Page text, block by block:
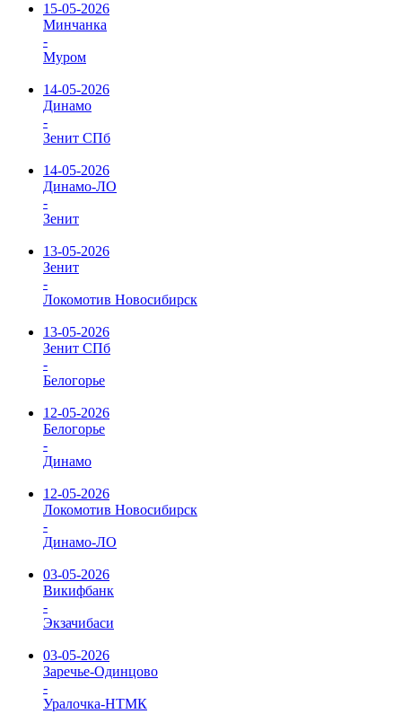
15-05-2026
Минчанка
-
Муром
14-05-2026
Динамо
-
Зенит СПб
14-05-2026
Динамо-ЛО
-
Зенит
13-05-2026
Зенит
-
Локомотив Новосибирск
13-05-2026
Зенит СПб
-
Белогорье
12-05-2026
Белогорье
-
Динамо
12-05-2026
Локомотив Новосибирск
-
Динамо-ЛО
03-05-2026
Викифбанк
-
Экзачибаси
03-05-2026
Заречье-Одинцово
-
Уралочка-НТМК